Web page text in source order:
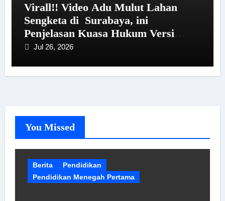
Virall!! Video Adu Mulut Lahan
Sengketa di Surabaya, ini
Penjelasan Kuasa Hukum Versi
Kliennya
Jul 26, 2026
You Missed
Berita
Pendidikan
Pendidikan Menegah Pertama